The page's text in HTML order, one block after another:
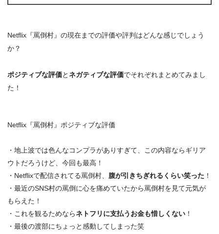
Netflix『罵倒村』の現在までの評価や評判はどんな感じでしょう
か？
ポジティブな評価とネガティブな評価でそれぞれまとめてみまし
た！
Netflix『罵倒村』ポジティブな評価
・地上波では色んなコンプラがありすぎて、この内容ならギリア
ウトだろうけど、今回も最高！
・Netflixで配信されてる罵倒村、 腹が引きちぎれるくらい笑った ！
・最近のSNS村の罵倒に心を痛めていたから罵倒村を見て元気が
もらえた！
・これを観るためならネトフリに支払うお金も惜しくない ！
・最後の渡部にちょっと感動してしまった笑